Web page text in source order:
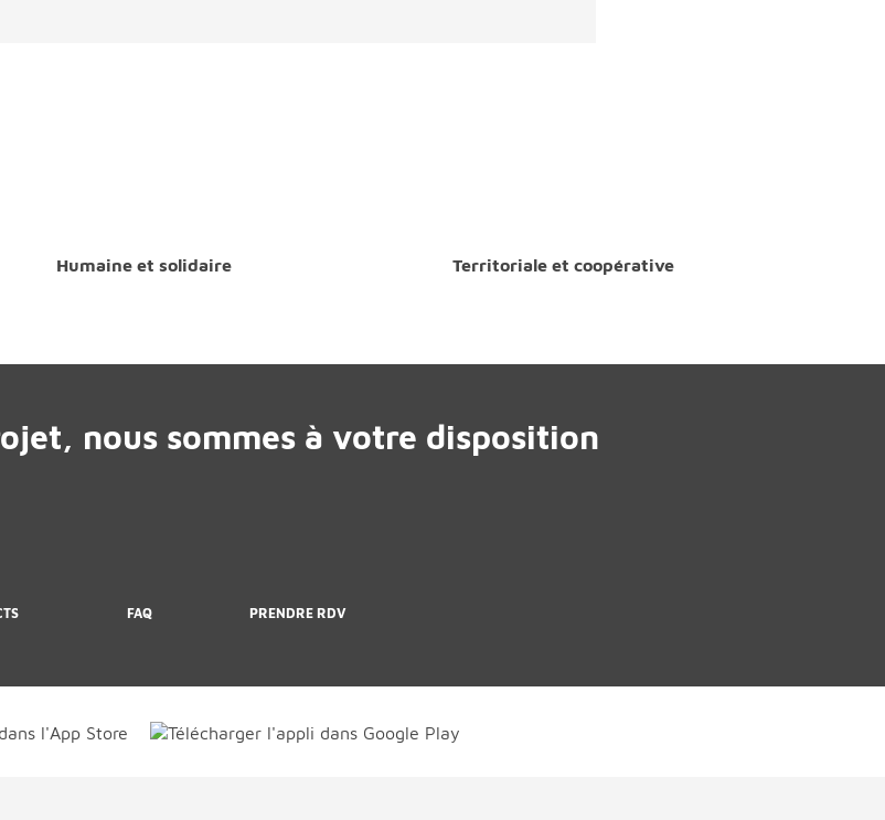
Humaine et solidaire Territoriale et coopérative
nous sommes à votre disposition
FAQ PRENDRE RDV